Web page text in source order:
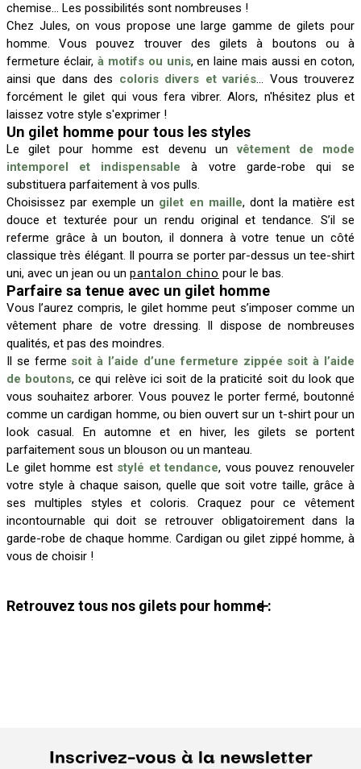
chemise... Les possibilités sont nombreuses !
Chez Jules, on vous propose une large gamme de gilets pour
homme. Vous pouvez trouver des gilets à boutons ou à
fermeture éclair, à motifs ou unis, en laine mais aussi en coton,
ainsi que dans des coloris divers et variés... Vous trouverez
forcément le gilet qui vous fera vibrer. Alors, n'hésitez plus et
laissez votre style s'exprimer !
Un gilet homme pour tous les styles
Le gilet pour homme est devenu unvêtement de mode
intemporel et indispensable à votre garde-robe qui se
substituera parfaitement à vos pulls.
Choisissez par exemple un gilet en maille, dont la matière est
douce et texturée pour un rendu original et tendance. S’il se
referme grâce à un bouton, il donnera à votre tenue un côté
classique très élégant. Il pourra se porter par-dessus un tee-shirt
uni, avec un jean ou un pantalon chino pour le bas.
Parfaire sa tenue avec un gilet homme
Vous l’aurez compris, le gilet homme peut s’imposer comme un
vêtement phare de votre dressing. Il dispose de nombreuses
qualités, et pas des moindres.
Il se ferme soit à l’aide d’une fermeture zippée soit à l’aide
de boutons, ce qui relève ici soit de la praticité soit du look que
vous souhaitez arborer. Vous pouvez le porter fermé, boutonné
comme un cardigan homme, ou bien ouvert sur un t-shirt pour un
look casual. En automne et en hiver, les gilets se portent
parfaitement sous un blouson ou un manteau.
Le gilet homme est stylé et tendance, vous pouvez renouveler
votre style à chaque saison, quelle que soit votre taille, grâce à
ses multiples styles et coloris. Craquez pour ce vêtement
incontournable qui doit se retrouver obligatoirement dans la
garde-robe de chaque homme. Cardigan ou gilet zippé homme, à
vous de choisir !
Retrouvez tous nos gilets pour homme :
Inscrivez-vous à la newsletter